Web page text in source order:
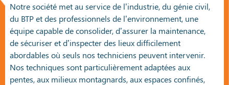
Notre société met au service de l’industrie, du génie civil,
du BTP et des professionnels de l’environnement, une
équipe capable de consolider, d’assurer la maintenance,
de sécuriser et d’inspecter des lieux difficilement
abordables où seuls nos techniciens peuvent intervenir.
Nos techniques sont particulièrement adaptées aux
pentes, aux milieux montagnards, aux espaces confinés,